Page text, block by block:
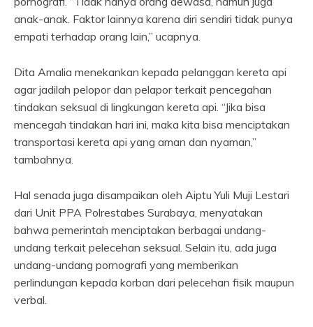
anak-anak. Faktor lainnya karena diri sendiri tidak punya
empati terhadap orang lain,” ucapnya.
Dita Amalia menekankan kepada pelanggan kereta api
agar jadilah pelopor dan pelapor terkait pencegahan
tindakan seksual di lingkungan kereta api. “Jika bisa
mencegah tindakan hari ini, maka kita bisa menciptakan
transportasi kereta api yang aman dan nyaman,”
tambahnya.
Hal senada juga disampaikan oleh Aiptu Yuli Muji Lestari
dari Unit PPA Polrestabes Surabaya, menyatakan
bahwa pemerintah menciptakan berbagai undang-
undang terkait pelecehan seksual. Selain itu, ada juga
undang-undang pornografi yang memberikan
perlindungan kepada korban dari pelecehan fisik maupun
verbal.